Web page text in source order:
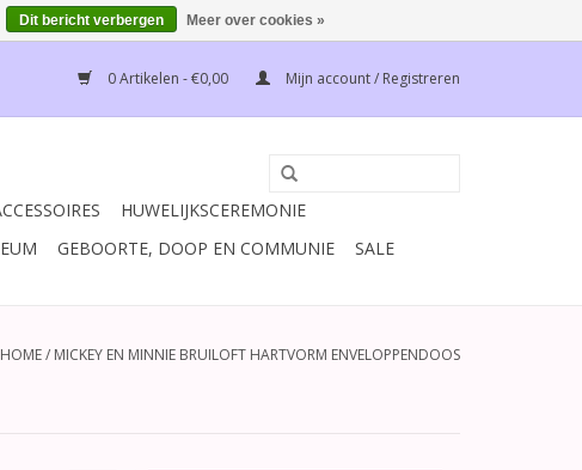
0 Artikelen - €0,00 Mijn account / Registreren
HUWELIJKSCEREMONIE
GEBOORTE, DOOP EN COMMUNIE SALE
HOME/ MICKEY EN MINNIE BRUILOFT HARTVORM ENVELOPPENDOOS
Dit bericht verbergen Meer over cookies »